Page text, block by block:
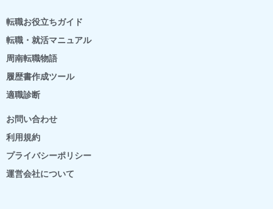
転職お役立ちガイド
転職・就活マニュアル
周南転職物語
履歴書作成ツール
適職診断
お問い合わせ
利用規約
プライバシーポリシー
運営会社について